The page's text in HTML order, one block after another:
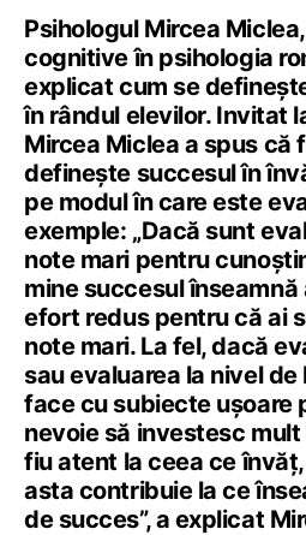
Psihologul Mircea
cognitive în psihologia
explicat cum se
în rândul elevilor. Invitat
Mircea Miclea a spus că
definește succesul în
pe modul în care este
exemple: „Dacă sunt
note mari pentru
mine succesul înseamnă
efort redus pentru că ai
note mari. La fel, dacă
sau evaluarea la nivel
face cu subiecte ușoare
nevoie să investesc
fiu atent la ceea ce
asta contribuie la ce
de succes”, a explicat